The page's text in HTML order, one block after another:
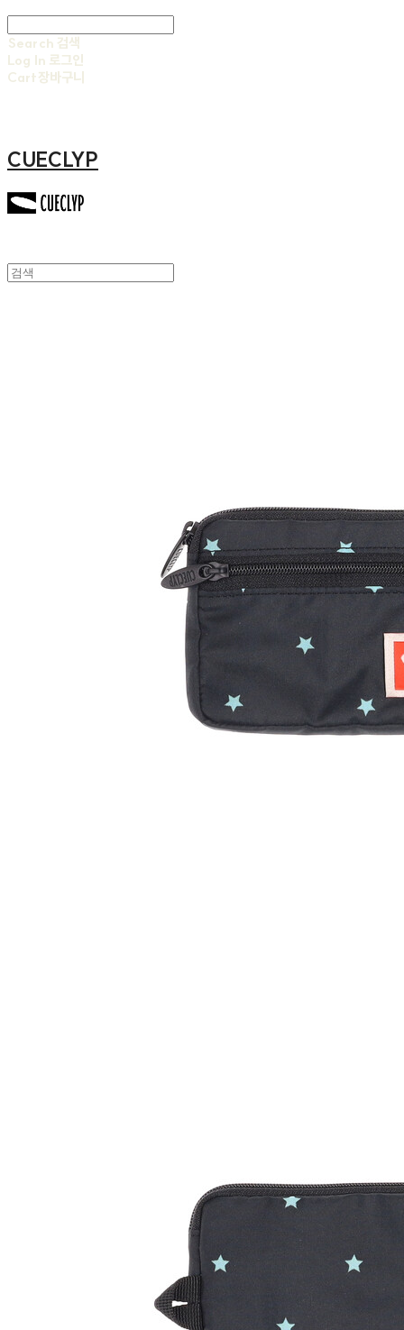
Search 검색
Log In 로그인
Cart장바구니
CUECLYP